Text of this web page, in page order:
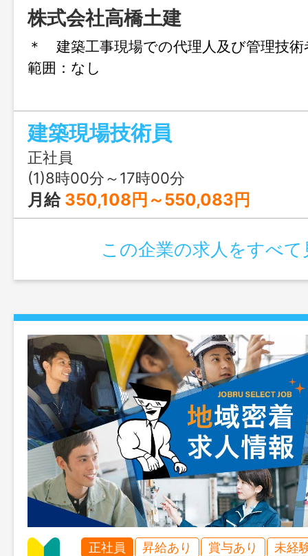
株式会社高橋土建
＊ 建築工事現場での代理人及び管理
範囲：なし
建築現場技術員
正社員
(1)8時00分～17時00分
月給 350,108円～550,083円
この企業の求人をすべて
正社員 昇給あり 賞与あり 未経